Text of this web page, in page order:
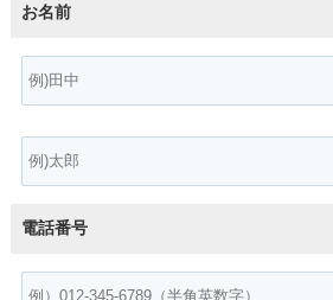
お名前
電話番号